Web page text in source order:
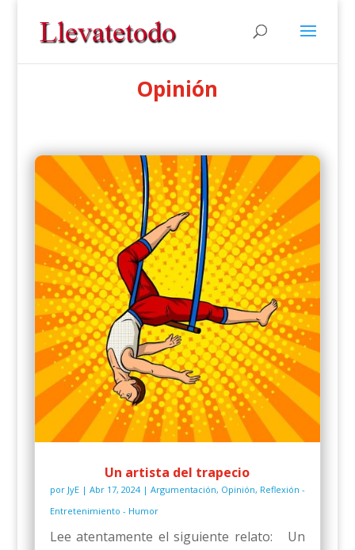
Opinión
Un artista del trapecio
por JyE| Abr 17, 2024| Argumentación, Opinión, Reflexión -
Entretenimiento - Humor
Lee atentamente el siguiente relato: Un